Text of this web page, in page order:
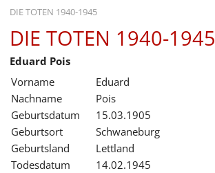
DIE TOTEN 1940-1945
STARTSEITE
AKTUELLES
AUSSTELLUNGEN
GESCHICHTE
BILDUNG
DIE TOTEN 1940-1945
Eduard Pois
Vorname
Eduard
Nachname
Pois
Geburtsdatum
15.03.1905
Geburtsort
Schwaneburg
Geburtsland
Lettland
Todesdatum
14.02.1945